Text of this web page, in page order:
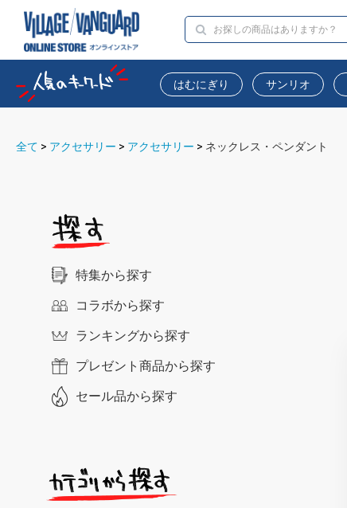
はむにぎり サンリオ
全て > アクセサリー > アクセサリー > ネックレス・ペンダント
特集から探す
コラボから探す
ランキングから探す
プレゼント商品から探す
セール品から探す